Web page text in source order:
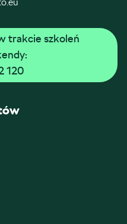
trakcie szkoleń
120